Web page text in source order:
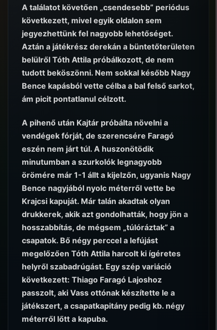
A találatot követően „csendesebb” periódus
következett, mivel egyik oldalon sem
jegyezhettünk fel nagyobb lehetőséget.
Aztán a játékrész derekán a büntetőterületen
belülről Tóth Attila próbálkozott, de nem
tudott beköszönni. Nem sokkal később Nagy
Bence kapásból vette célba a bal felső sarkot,
ám picit pontatlanul célzott.
A pihenő után Kajtár próbálta növelni a
vendégek fórját, de szerencsére Faragó
eszén nem járt túl. A huszonötödik
minutumban a szurkolók legnagyobb
örömére már 1-1 állt a kijelzőn, ugyanis Nagy
Bence nagyjából nyolc méterről vette be
Krajcsi kapuját. Már talán akadtak olyan
drukkerek, akik azt gondolhatták, hogy jön a
hosszabbítás, de mégsem „túlóráztak” a
csapatok. Bő négy perccel a lefújást
megelőzően Tóth Attila harcolt ki ígéretes
helyről szabadrúgást. Egy szép variáció
következett: Thiago Faragó Lajoshoz
passzolt, aki Vass ottónak készítette le a
játékszert, a csapatkapitány pedig kb. négy
méterről lőtt a kapuba.